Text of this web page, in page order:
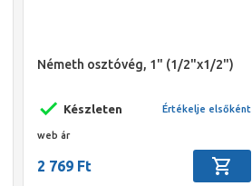
Németh osztóvég, 1" (1/2"x1/2")
Készleten Értékelje elsőként
web ár
2 769 Ft